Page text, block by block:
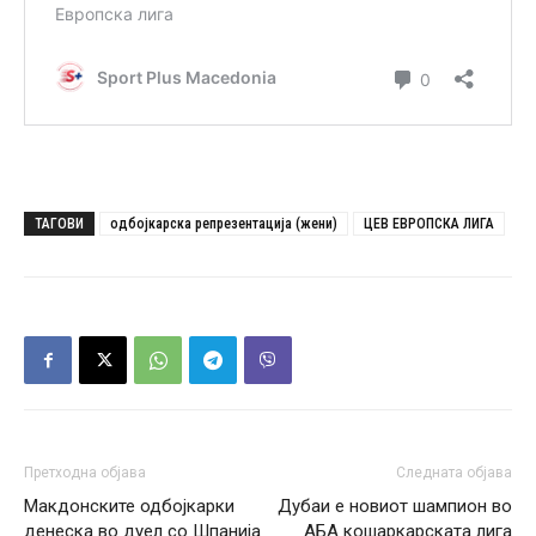
ТАГОВИ одбојкарска репрезентација (жени) ЦЕВ ЕВРОПСКА ЛИГА
Претходна објава
Макдонските одбојкарки
денеска во дуел со Шпанија
Следната објава
Дубаи е новиот шампион во
АБА кошаркарската лига